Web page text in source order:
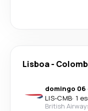
Lisboa-
domingo 06
LIS-CMB· 1
British